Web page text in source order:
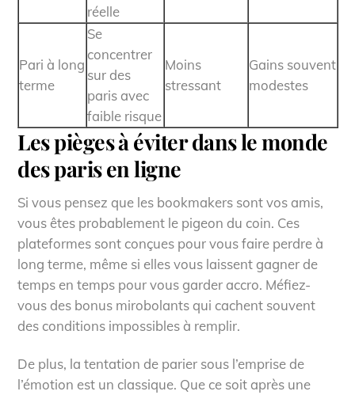
réelle
Pari à long
terme
Se
concentrer
sur des
paris avec
faible risque
Moins
stressant
Gains souvent
modestes
Les pièges à éviter dans le monde
des paris en ligne
Si vous pensez que les bookmakers sont vos amis,
vous êtes probablement le pigeon du coin. Ces
plateformes sont conçues pour vous faire perdre à
long terme, même si elles vous laissent gagner de
temps en temps pour vous garder accro. Méfiez-
vous des bonus mirobolants qui cachent souvent
des conditions impossibles à remplir.
De plus, la tentation de parier sous l’emprise de
l’émotion est un classique. Que ce soit après une